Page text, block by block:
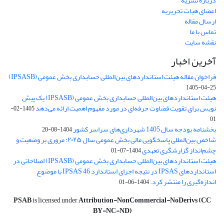
اعضای هیات تحریریه
ارسال مقاله
تماس با ما
نقشه سایت
آخرین اخبار
فراخوان مقاله هیئت استانداردهای بین‌المللی حسابداری بخش عمومی (IPSASB)
1405-04-25
هیئت استانداردهای بین‌المللی حسابداری بخش عمومی (IPSASB) یک پیش
نویس برای تقویت قضاوت‌ حرفه‌ای در مورد مفهوم اهمیت ارائه می‌دهد
1405-02-
01
بخشنامه بودجه سال 1405 شهرداری‌های سراسر کشور 1404-08-20
شاخص بین‌المللی پاسخگویی مالی بخش عمومی سال ۲۰۲۵: مروری بر وضعیت و
چشم‌انداز گزارشگری تعهدی1404-07-01
هیئت استانداردهای بین‌المللی حسابداری بخش عمومی (IPSASB) اصلاحاتی در
استانداردهای IPSAS در نتیجه اجرای استاندارد IPSAS 46 با موضوع
اندازه‌گیری را منتشر کرد.1404-06-01
PSABis licensed underAttribution-NonCommercial-NoDerivs (CC
BY-NC-ND)